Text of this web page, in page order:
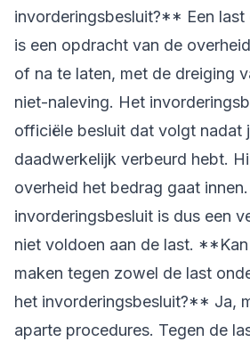
invorderingsbesluit?** Een last
is een opdracht van de
of na te laten, met de dreiging
niet-naleving. Het
officiële besluit dat volgt nadat
daadwerkelijk verbeurd hebt.
overheid het bedrag gaat
invorderingsbesluit is dus een
niet voldoen aan de last.
maken tegen zowel de last
het invorderingsbesluit?** Ja,
aparte procedures. Tegen de